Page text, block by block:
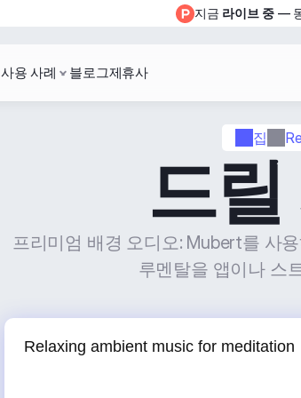
집
드
프리미엄 배경 오디오: Mubert를 사
루멘탈을 앱이나 스
지금 라이브 중 — 동
사용 사례 블로그제휴사